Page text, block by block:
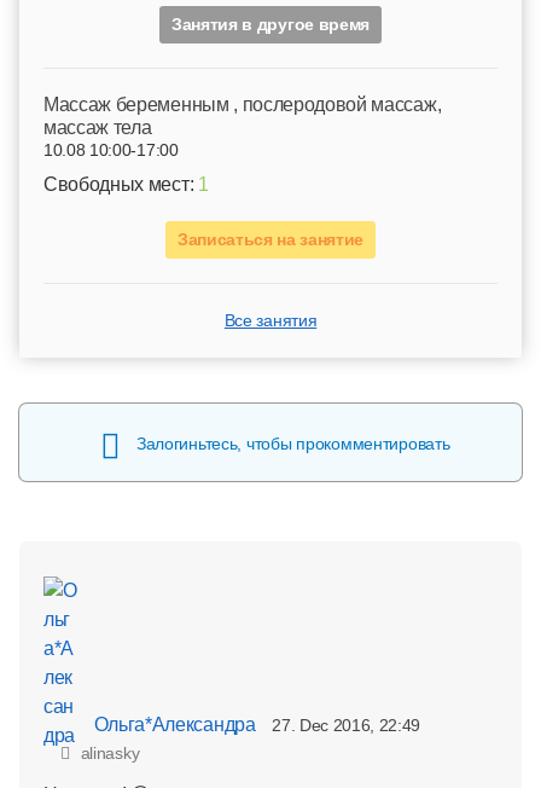
Занятия в другое время
Mассаж беременным , послеродовой массаж,
массаж тела
10.08 10:00-17:00
Свободных мест: 1
Записаться на занятие
Все занятия
Залогиньтесь, чтобы прокомментировать
Ольга*Александра
27. Dec 2016, 22:49
alinasky